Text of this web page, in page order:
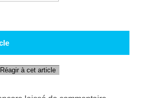
Réagir à cet article